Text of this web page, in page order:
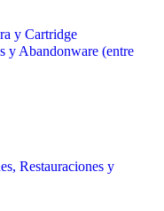
y Cartridge
y Abandonware (entre
Restauraciones y